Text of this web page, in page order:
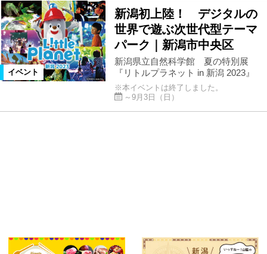
イベント
新潟初上陸！ デジタルの
世界で遊ぶ次世代型テーマ
パーク｜新潟市中央区
新潟県立自然科学館 夏の特別展
『リトルプラネット in 新潟 2023』
※本イベントは終了しました。
～9月3日（日）